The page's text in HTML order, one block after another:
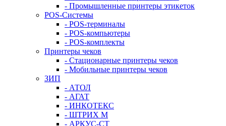
- Промышленные принтеры этикеток
POS-Системы
- POS-терминалы
- POS-компьютеры
- POS-комплекты
Принтеры чеков
- Стационарные принтеры чеков
- Мобильные принтеры чеков
ЗИП
- АТОЛ
- АГАТ
- ИНКОТЕКС
- ШТРИХ М
- АРКУС-СТ